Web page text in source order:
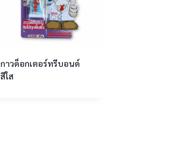
กาวด็อกเตอร์ทรีบอนด์
สีใส